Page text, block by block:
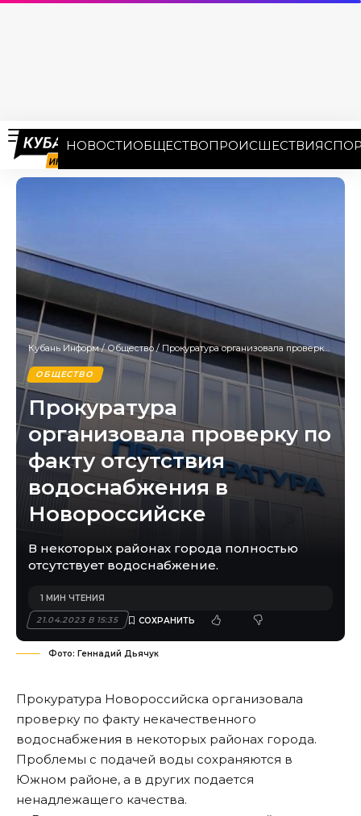
НОВОСТИОБЩЕСТВОПРОИСШЕСТВИЯ
Кубань Информ/Общество/ Прокуратура организовала проверку по факту отсутствия водоснабжения в Новороссийске
ОБЩЕСТВО
Прокуратура
организовала проверку по
факту отсутствия
водоснабжения в
Новороссийске
В некоторых районах города полностью
отсутствует водоснабжение.
21.04.2023 В 15:35
1 МИН ЧТЕНИЯ
Фото: Геннадий Дьячук
Прокуратура Новороссийска организовала
проверку по факту некачественного
водоснабжения в некоторых районах города.
Проблемы с подачей воды сохраняются в
Южном районе, а в других подается
ненадлежащего качества.